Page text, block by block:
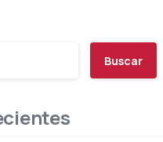
Buscar